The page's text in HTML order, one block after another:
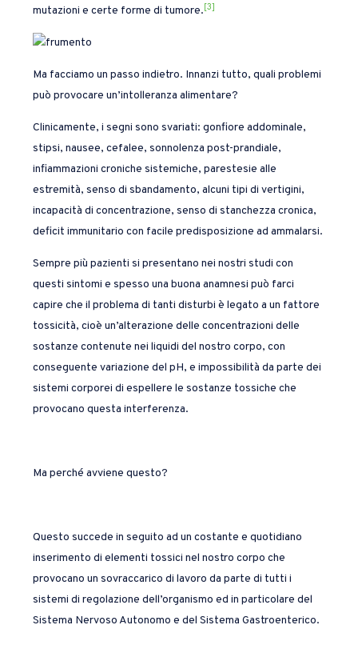
mutazioni e certe forme di tumore. [3]
Ma facciamo un passo indietro. Innanzi tutto, quali problemi
può provocare un’intolleranza alimentare?
Clinicamente, i segni sono svariati: gonfiore addominale,
stipsi, nausee, cefalee, sonnolenza post-prandiale,
infiammazioni croniche sistemiche, parestesie alle
estremità, senso di sbandamento, alcuni tipi di vertigini,
incapacità di concentrazione, senso di stanchezza cronica,
deficit immunitario con facile predisposizione ad ammalarsi.
Sempre più pazienti si presentano nei nostri studi con
questi sintomi e spesso una buona anamnesi può farci
capire che il problema di tanti disturbi è legato a un fattore
tossicità, cioè un’alterazione delle concentrazioni delle
sostanze contenute nei liquidi del nostro corpo, con
conseguente variazione del pH, e impossibilità da parte dei
sistemi corporei di espellere le sostanze tossiche che
provocano questa interferenza.
Ma perché avviene questo?
Questo succede in seguito ad un costante e quotidiano
inserimento di elementi tossici nel nostro corpo che
provocano un sovraccarico di lavoro da parte di tutti i
sistemi di regolazione dell’organismo ed in particolare del
Sistema Nervoso Autonomo e del Sistema Gastroenterico.